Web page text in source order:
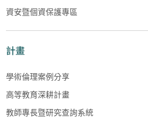
資安暨個資保護專區
計畫
學術倫理案例分享
高等教育深耕計畫
教師專長暨研究查詢系統